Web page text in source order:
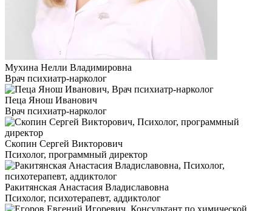
Мухина Нелли Владимировна
Врач психиатр-нарколог
Пеца Янош Иванович
Врач психиатр-нарколог
Скопин Сергей Викторович
Психолог, программный директор
Ракитянская Анастасия Владиславовна
Психолог, психотерапевт, аддиктолог